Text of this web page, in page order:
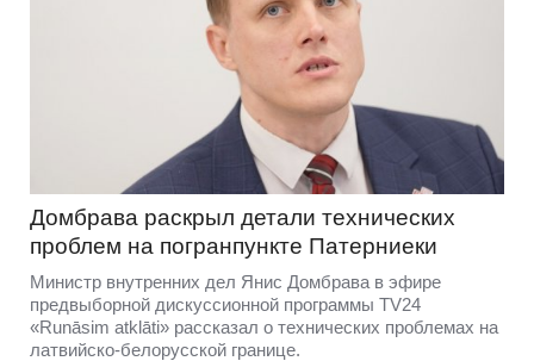
Домбравa раскрыл детали технических
проблем на погранпункте Патерниеки
Министр внутренних дел Янис Домбрава в эфире
предвыборной дискуссионной программы TV24
«Runāsim atklāti» рассказал о технических проблемах на
латвийско-белорусской границе.